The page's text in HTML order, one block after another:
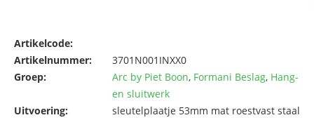
Artikelcode:
Artikelnummer:
3701N001INXX0
Groep:
Arc by Piet Boon, Formani Beslag, Hang-
en sluitwerk
Uitvoering:
sleutelplaatje 53mm mat roestvast staal